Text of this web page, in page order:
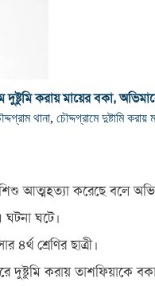
দুষ্টুমি করায় মায়ের বকা,
থানা, চৌদ্দগ্রামে দুষ্টামি করায়
আত্মহত্যা করেছে বলে
ঘটনা ঘটে।
শ্রেণির ছাত্রী।
দুষ্টুমি করায় তাশফিয়াকে